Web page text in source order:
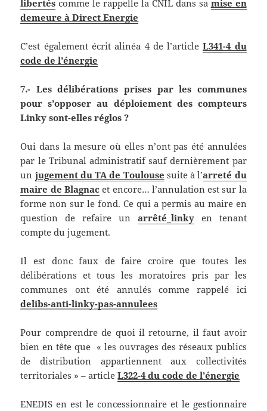
libertés comme le rappelle la CNIL dans sa mise en
demeure à Direct Energie
C’est également écrit alinéa 4 de l’article L341-4 du
code de l’énergie
7.- Les délibérations prises par les communes
pour s’opposer au déploiement des compteurs
Linky sont-elles réglos ?
Oui dans la mesure où elles n’ont pas été annulées
par le Tribunal administratif sauf dernièrement par
un jugement du TA de Toulouse suite à l’arreté du
maire de Blagnacet encore… l’annulation est sur la
forme non sur le fond. Ce qui a permis au maire en
question de refaire un arrêté_linkyen tenant
compte du jugement.
Il est donc faux de faire croire que toutes les
délibérations et tous les moratoires pris par les
communes ont été annulés comme rappelé ici
delibs-anti-linky-pas-annulees
Pour comprendre de quoi il retourne, il faut avoir
bien en tête que « les ouvrages des réseaux publics
de distribution appartiennent aux collectivités
territoriales » – articleL322-4 du code de l’énergie
ENEDIS en est le concessionnaire et le gestionnaire